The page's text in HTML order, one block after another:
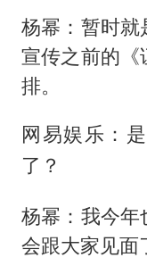
杨幂：暂时
宣传之前的
排。
网易娱乐：
了？
杨幂：我今
会跟大家见面